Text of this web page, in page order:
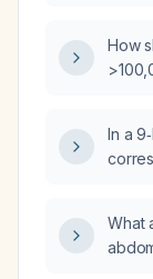
How
In a
What